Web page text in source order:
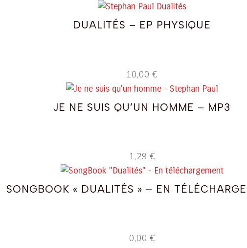
DUALITÉS – EP PHYSIQUE
10,00 €
JE NE SUIS QU’UN HOMME – MP3
1,29 €
SONGBOOK « DUALITÉS » – EN
0,00 €